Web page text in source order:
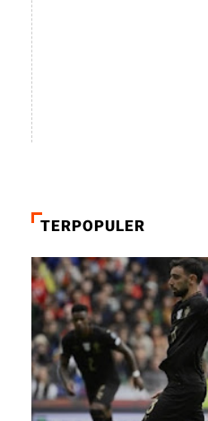
TERPOPULER